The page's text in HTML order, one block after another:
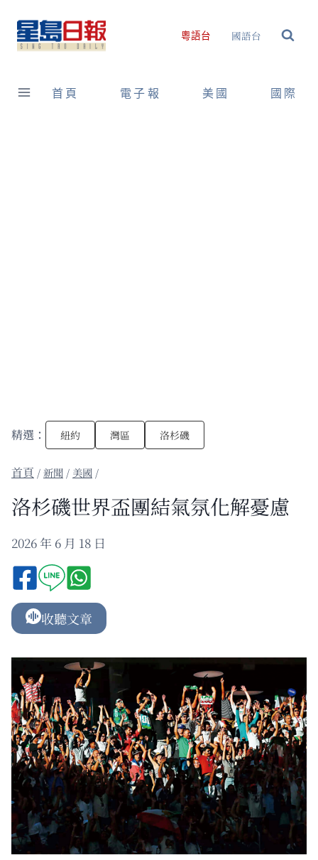
content
粵語台 國語台
首頁 電子報 美國 國際
精選： 紐約 灣區 洛杉磯
/新聞 / 美國 /
洛杉磯世界盃團結氣氛化解憂慮
2026 年 6 月 18 日
收聽文章